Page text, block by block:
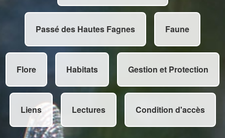
Passé des Hautes Fagnes Faune
Flore Habitats Gestion et Protection
Liens Lectures Condition d'accès